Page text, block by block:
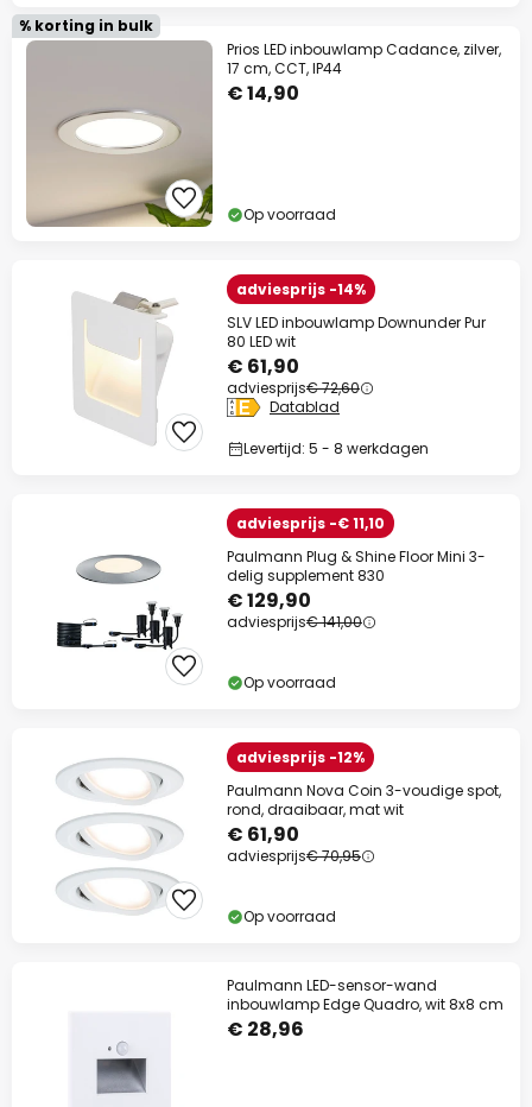
% korting in bulk
Prios LED inbouwlamp Cadance, zilver,
17 cm, CCT, IP44
€ 14,90
Op voorraad
adviesprijs -14%
SLV LED inbouwlamp Downunder Pur
80 LED wit
€ 61,90
adviesprijs€ 72,60
Datablad
Levertijd: 5 - 8 werkdagen
adviesprijs -€ 11,10
Paulmann Plug & Shine Floor Mini 3-
delig supplement 830
€ 129,90
adviesprijs€ 141,00
Op voorraad
adviesprijs -12%
Paulmann Nova Coin 3-voudige spot,
rond, draaibaar, mat wit
€ 61,90
adviesprijs€ 70,95
Op voorraad
Paulmann LED-sensor-wand
inbouwlamp Edge Quadro, wit 8x8 cm
€ 28,96